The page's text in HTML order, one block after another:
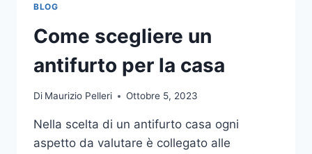
A
UNA
TIPOGRAFIA
ECCO
SCEGLIERE
BLOG
Come scegliere un
antifurto per la casa
Di Maurizio Pelleri Ottobre 5, 2023
Nella scelta di un antifurto casa ogni
aspetto da valutare è collegato alle